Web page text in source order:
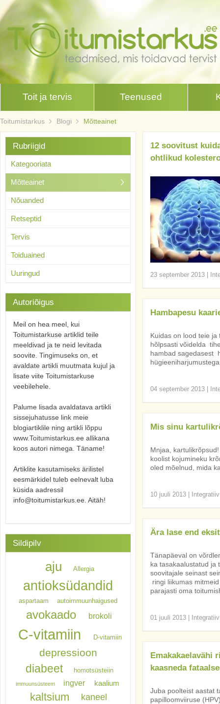
Toit ja tervis Teenused
Toitumistarkus Blogi Mõtteainet
12 soovitust
ohtlikud
23 september 2013
Hambapesu
Kuidas on lood teie
hõlpsasti võidelda
hambad sagedasest
04 september 2013
Mis sinu
Mnjaa,
koolist kojumineku
oled mõelnud, mida
10 juuli 2013
Ära lase end
Tänapäeval on
ka tasakaalustatud ja
soovitajale seinast
ringi liikumas
parajasti oma
01 juuli 2013
Emakakaelavähi
kaasneda
Juba poolteist aastat
papilloomviiruse
Rubriigid
Kategooriata
Mõtteainet
Nõuanded
Retseptid
Tervis
Toiduained
Uuringud
Autoriõigus
Meil on hea meel, kui
Toitumistarkuse artiklid teile
meeldivad ja te neid levitada
soovite. Tingimuseks on, et
avaldate artikli muutmata kujul ja
lisate viite Toitumistarkuse
veebilehele.
Palume lisada avaldatava artikli
sissejuhatusse link meie
blogiartiklile ning artikli lõppu
www.Toitumistarkus.ee allikana
koos autori nimega. Täname!
Artiklite kasutamiseks ärilistel
eesmärkidel tuleb eelnevalt luba
küsida aadressil
info@toitumistarkus.ee. Aitäh!
Sildipilv
aju Allergia
antioksüdandid
aspartaam autoimmuunhaigused
avokaado brokoli
C-vitamiin D-vitamiin
depressioon
diabeet homotsüsteiin
immuunsüsteem ingver kaalium
kaltsium kaneel